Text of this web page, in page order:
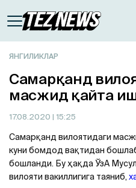
ЯНГИЛИКЛАР
Самарқанд
масжид қайта
17.08.2020 | 15:25
Самарқанд вилоятидаги
куни бомдод вақтидан
бошланди. Бу ҳақда ЎзA
вилояти вакиллигига таяниб,